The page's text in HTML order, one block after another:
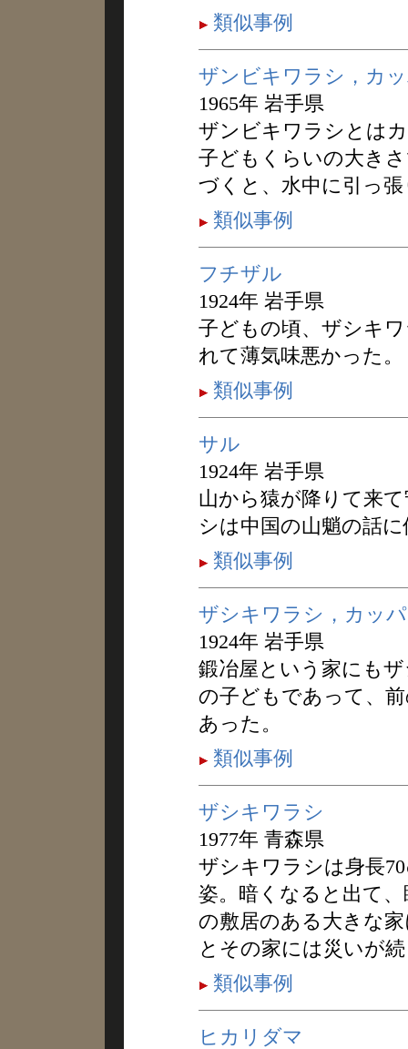
類似事例
ザンビキワラシ，カ
1965年 岩手県
ザンビキワラシとは
子どもくらいの大き
づくと、水中に引っ
類似事例
フチザル
1924年 岩手県
子どもの頃、ザシキ
れて薄気味悪かった。
類似事例
サル
1924年 岩手県
山から猿が降りて来
シは中国の山魈の話
類似事例
ザシキワラシ，カッパ
1924年 岩手県
鍛冶屋という家にも
の子どもであって、
あった。
類似事例
ザシキワラシ
1977年 青森県
ザシキワラシは身長
姿。暗くなると出て
の敷居のある大きな
とその家には災いが
類似事例
ヒカリダマ